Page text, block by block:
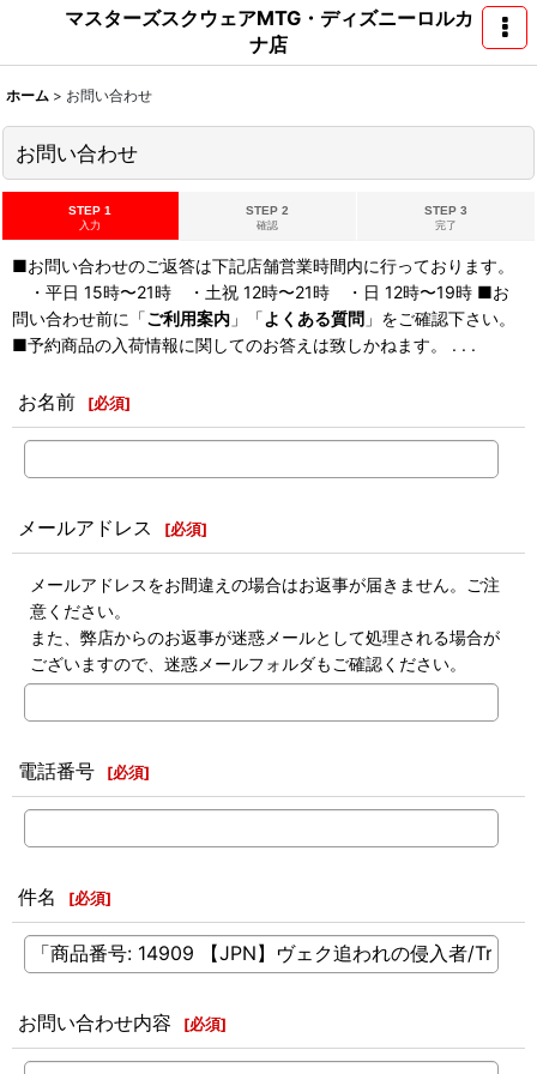
マスターズスクウェアMTG・ディズニーロルカ
ナ店
ホーム > お問い合わせ
お問い合わせ
STEP 1
入力
STEP 2
確認
STEP 3
完了
■お問い合わせのご返答は下記店舗営業時間内に行っております。
・平日 15時〜21時 ・土祝 12時〜21時 ・日 12時〜19時 ■お
問い合わせ前に「ご利用案内 」「よくある質問 」をご確認下さい。
■予約商品の入荷情報に関してのお答えは致しかねます。 . . .
お名前 [必須]
メールアドレス [必須]
メールアドレスをお間違えの場合はお返事が届きません。ご注
意ください。
また、弊店からのお返事が迷惑メールとして処理される場合が
ございますので、迷惑メールフォルダもご確認ください。
電話番号 [必須]
件名 [必須]
お問い合わせ内容 [必須]